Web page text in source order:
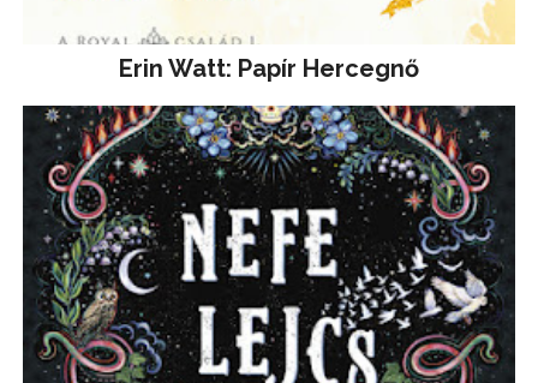
Erin Watt: Papír Hercegnő